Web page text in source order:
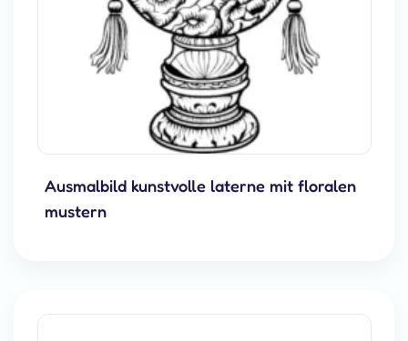
Ausmalbild kunstvolle laterne mit floralen
mustern